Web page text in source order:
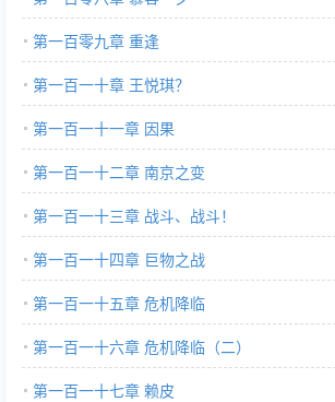
第一百零九章 重逢
第一百一十章 王悦琪？
第一百一十一章 因果
第一百一十二章 南京之变
第一百一十三章 战斗、战斗！
第一百一十四章 巨物之战
第一百一十五章 危机降临
第一百一十六章 危机降临（二）
第一百一十七章 赖皮